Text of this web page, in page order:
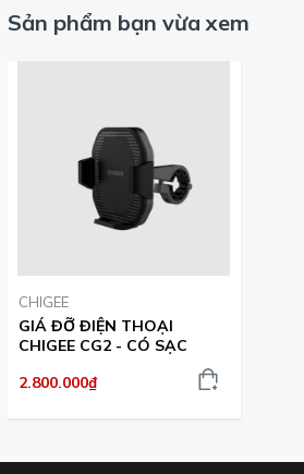
Sản phẩm bạn vừa xem
CHIGEE
GIÁ ĐỠ ĐIỆN THOẠI
CHIGEE CG2 - CÓ SẠC
2.800.000₫